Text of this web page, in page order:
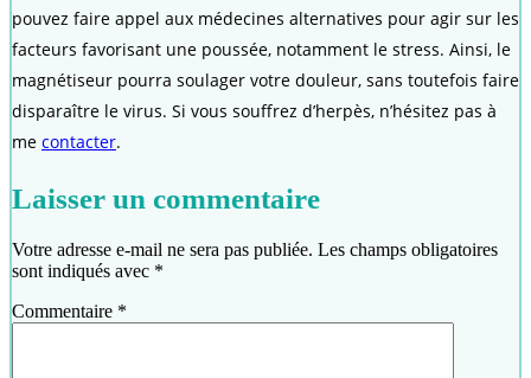
pouvez faire appel aux médecines alternatives pour agir sur les
facteurs favorisant une poussée, notamment le stress. Ainsi, le
magnétiseur pourra soulager votre douleur, sans toutefois faire
disparaître le virus. Si vous souffrez d’herpès, n’hésitez pas à
me contacter.
Laisser un commentaire
Votre adresse e-mail ne sera pas publiée. Les champs obligatoires
sont indiqués avec *
Commentaire *